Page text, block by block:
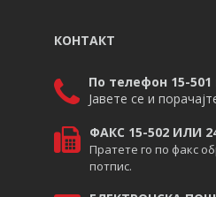
КОНТАКТ
По телефон 15-501
Јавете се и
ФАКС 15-502 ИЛИ
Пратете го по факс
потпис.